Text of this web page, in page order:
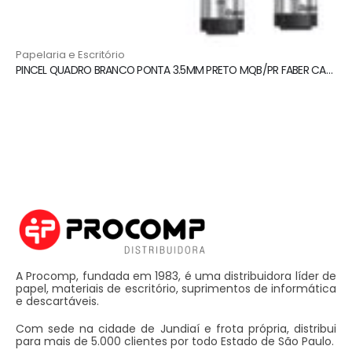
Papelaria e Escritório
PINCEL QUADRO BRANCO PONTA 3.5MM PRETO MQB/PR FABER CASTELL
A Procomp, fundada em 1983, é uma distribuidora líder de
papel, materiais de escritório, suprimentos de informática
e descartáveis.
Com sede na cidade de Jundiaí e frota própria, distribui
para mais de 5.000 clientes por todo Estado de São Paulo.